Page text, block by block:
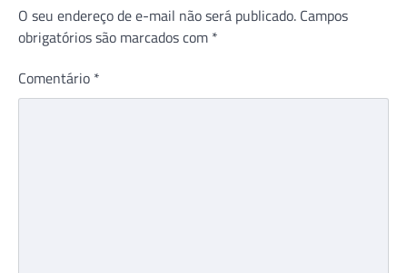
O seu endereço de e-mail não será publicado. Campos
obrigatórios são marcados com *
Comentário *